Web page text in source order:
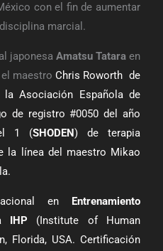
con el fin de aumentar
marcial.
japonesa Amatsu Tatara en
maestro Chris Roworth de
la Asociación Española de
de registro #0050 del año
1 (SHODEN) de terapia
la línea del maestro Mikao
en Entrenamiento
IHP (Institute of Human
Florida, USA. Certificación